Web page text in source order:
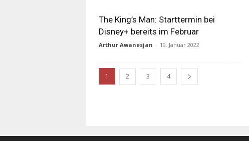
The King’s Man: Starttermin bei
Disney+ bereits im Februar
Arthur Awanesjan - 19. Januar 2022
1 2 3 4